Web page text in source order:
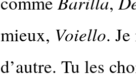
mieux, Voiello.
d’autre. Tu les